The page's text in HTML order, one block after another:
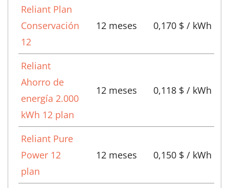
Reliant Plan
Conservación
12
12 meses 0,170 $ / kWh
Reliant
Ahorro de
energía 2.000
kWh 12 plan
12 meses 0,118 $ / kWh
Reliant Pure
Power 12
plan
12 meses 0,150 $ / kWh